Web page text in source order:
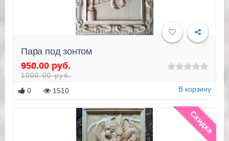
Пара под зонтом
950.00 руб.
1000.00 руб.
0 1510 В корзину
Скидка